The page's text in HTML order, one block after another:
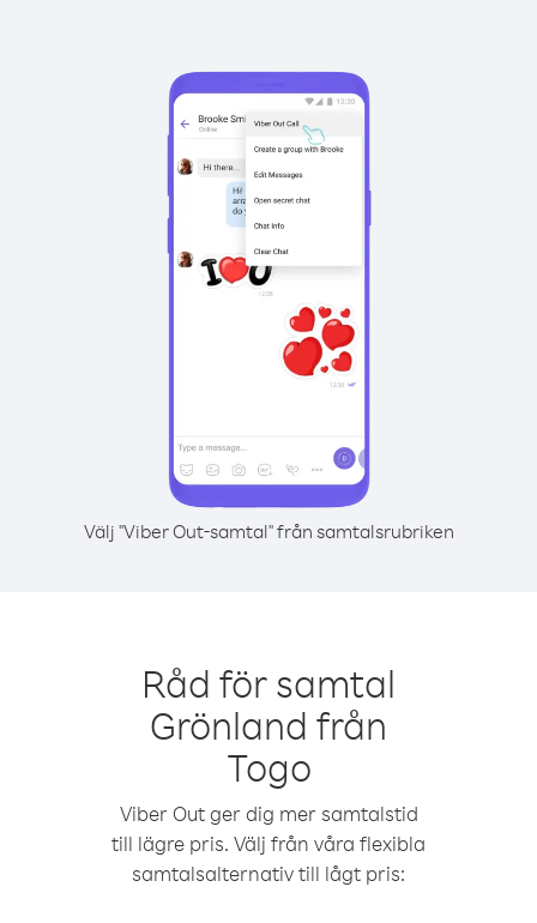
Välj "Viber Out-samtal" från samtalsrubriken
Råd för samtal
Grönland från
Togo
Viber Out ger dig mer samtalstid
till lägre pris. Välj från våra flexibla
samtalsalternativ till lågt pris: